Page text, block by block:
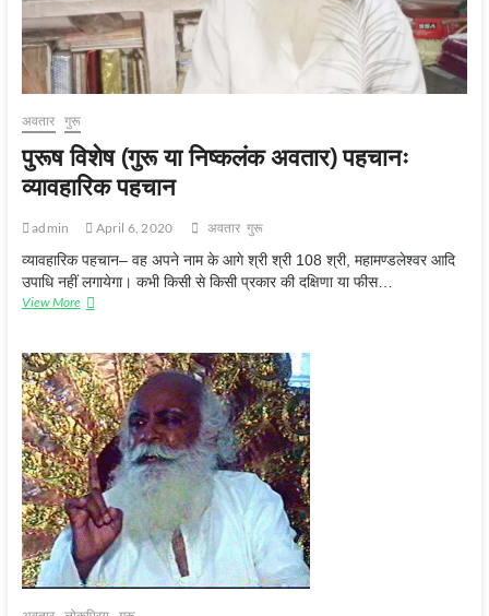
अवतार गुरू
पुरूष विशेष (गुरू या निष्कलंक अवतार) पहचानः
व्यावहारिक पहचान
admin April 6, 2020 अवतार गुरू
व्यावहारिक पहचान– वह अपने नाम के आगे श्री श्री 108 श्री, महामण्डलेश्वर आदि
उपाधि नहीं लगायेगा। कभी किसी से किसी प्रकार की दक्षिणा या फीस…
View Moreपुरूष
या
निष्कलंक
अवतार)
पहचानः
व्यावहारिक
पहचान